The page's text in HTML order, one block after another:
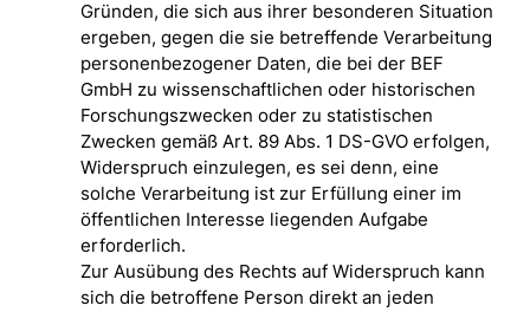
Gründen, die sich aus ihrer besonderen Situation
ergeben, gegen die sie betreffende Verarbeitung
personenbezogener Daten, die bei der BEF
GmbH zu wissenschaftlichen oder historischen
Forschungszwecken oder zu statistischen
Zwecken gemäß Art. 89 Abs. 1 DS-GVO erfolgen,
Widerspruch einzulegen, es sei denn, eine
solche Verarbeitung ist zur Erfüllung einer im
öffentlichen Interesse liegenden Aufgabe
erforderlich.
Zur Ausübung des Rechts auf Widerspruch kann
sich die betroffene Person direkt an jeden